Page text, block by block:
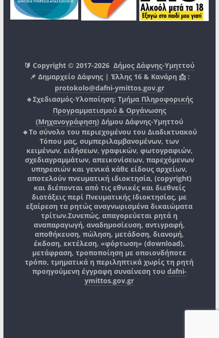
🔰 Copyright © 2017-2026Δήμος Δάφνης-Υμηττού
📌 Δημαρχείο Δάφνης | Έλλης 16 & Κανάρη 📩 :
protokolo@dafni-ymittos.gov.gr
🔹Σχεδιασμός-Υλοποίηση: Τμήμα Πληροφορικής
Προγραμματισμού & Οργάνωσης
(Μηχανογράφηση) Δήμου Δάφνης-Υμηττού
🔸Το σύνολο του περιεχομένου του Διαδικτυακού
Τόπου μας, συμπεριλαμβανομένων, των
κειμένων, ειδήσεων, γραφικών, φωτογραφιών,
σχεδιαγραμμάτων, απεικονίσεων, παρεχόμενων
υπηρεσιών και γενικά κάθε είδους αρχείων,
αποτελούν πνευματική ιδιοκτησία, (copyright)
και διέπονται από τις εθνικές και διεθνείς
διατάξεις περί Πνευματικής Ιδιοκτησίας, με
εξαίρεση τα ρητώς αναγνωρισμένα δικαιώματα
τρίτων.Συνεπώς, απαγορεύεται ρητά η
αναπαραγωγή, αναδημοσίευση, αντιγραφή,
αποθήκευση, πώληση, μετάδοση, διανομή,
έκδοση, εκτέλεση, «φόρτωση» (download),
μετάφραση, τροποποίηση με οποιονδήποτε
τρόπο, τμηματικά η περιληπτικά χωρίς τη ρητή
προηγούμενη έγγραφη συναίνεση του dafni-
ymittos.gov.gr